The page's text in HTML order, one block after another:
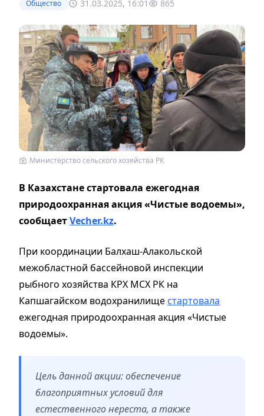
Общество 31.03.2025, 16:01 865
Министерство сельского хозяйства РК
В Казахстане стартовала ежегодная
природоохранная акция «Чистые водоемы»,
сообщаетVecher.kz.
При координации Балхаш-Алакольской
межобластной бассейновой инспекции
рыбного хозяйства КРХ МСХ РК на
Капшагайском водохранилище стартовала
ежегодная природоохранная акция «Чистые
водоемы».
Цель данной акции: обеспечение
благоприятных условий для
естественного нереста, а также